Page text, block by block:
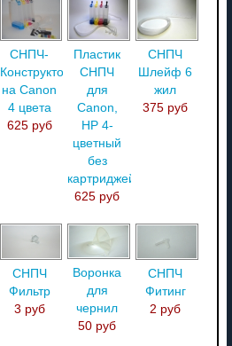
СНПЧ-
Конструктор
на Canon
4 цвета
625 руб
Пластик
СНПЧ
для
Canon,
HP 4-
цветный
без
картриджей
625 руб
СНПЧ
Шлейф 6
жил
375 руб
СНПЧ
Фильтр
3 руб
Воронка
для
чернил
50 руб
СНПЧ
Фитинг
2 руб